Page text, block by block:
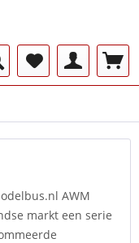
AWM
markt een serie